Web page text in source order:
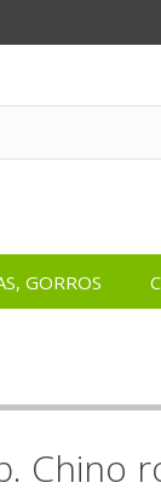
GORROS
Chino